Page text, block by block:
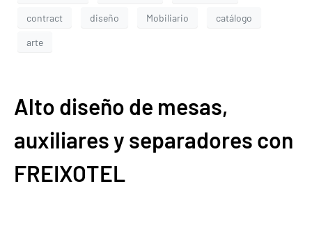
contract diseño Mobiliario catálogo
arte
Alto diseño de mesas,
auxiliares y separadores con
FREIXOTEL